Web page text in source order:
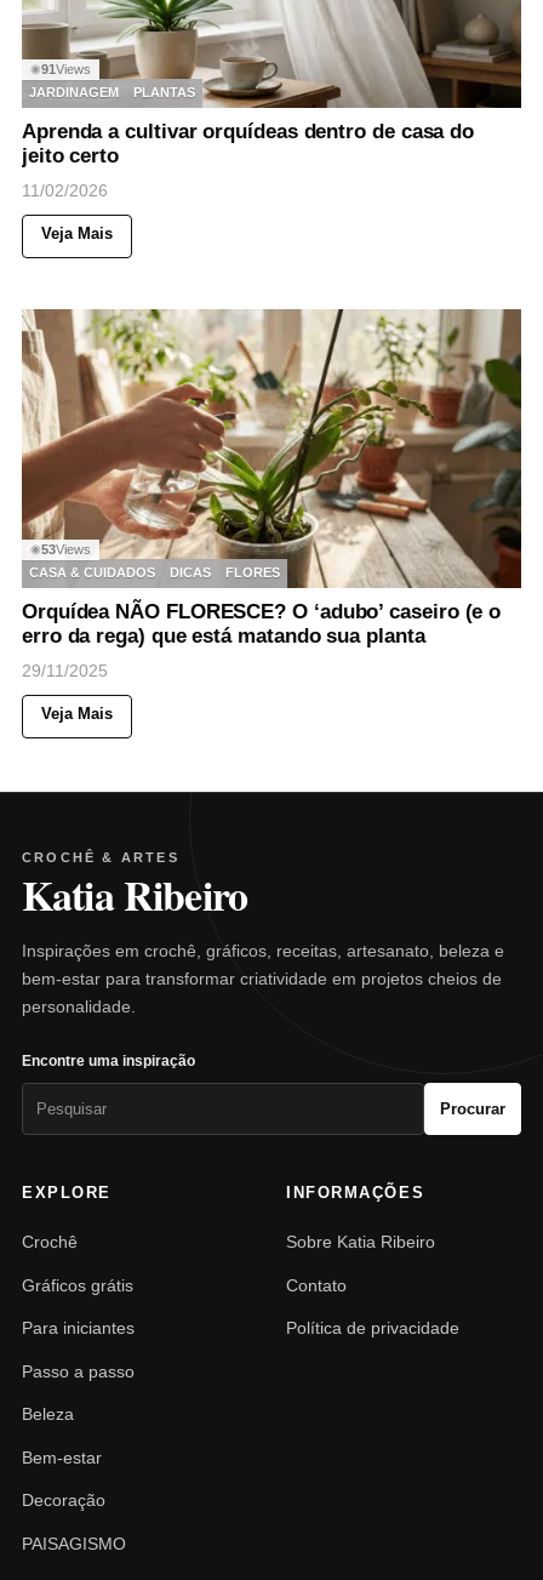
◉91Views
JARDINAGEM
PLANTAS
Aprenda a cultivar orquídeas dentro de casa do
jeito certo
11/02/2026
Veja Mais
◉53Views
CASA & CUIDADOS
DICAS FLORES
Orquídea NÃO FLORESCE? O ‘adubo’ caseiro (e o
erro da rega) que está matando sua planta
29/11/2025
Veja Mais
CROCHÊ & ARTES
Katia Ribeiro
Inspirações em crochê, gráficos, receitas, artesanato, beleza e
bem-estar para transformar criatividade em projetos cheios de
personalidade.
Encontre uma inspiração
Procurar
EXPLORE
Crochê
Gráficos grátis
Para iniciantes
Passo a passo
Beleza
Bem-estar
Decoração
PAISAGISMO
INFORMAÇÕES
Sobre Katia Ribeiro
Contato
Política de privacidade